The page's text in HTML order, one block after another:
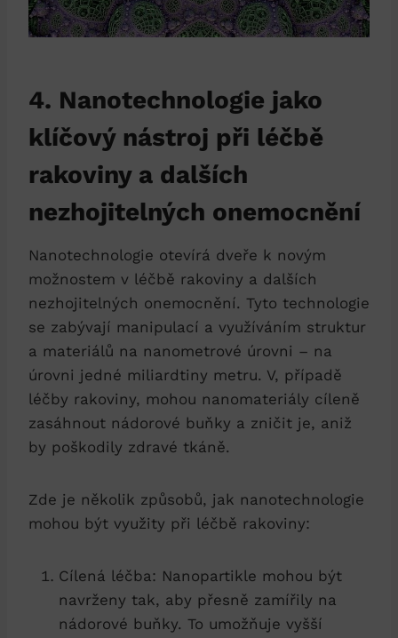
4. Nanotechnologie jako
klíčový nástroj při léčbě
rakoviny a dalších
nezhojitelných onemocnění
Nanotechnologie otevírá dveře k novým
možnostem v léčbě rakoviny a dalších
nezhojitelných onemocnění. Tyto technologie
se zabývají manipulací a využíváním struktur
a materiálů na nanometrové úrovni – na
úrovni jedné miliardtiny metru. V, případě
léčby rakoviny, mohou nanomateriály cíleně
zasáhnout nádorové buňky a zničit je, aniž
by poškodily zdravé tkáně.
Zde je několik způsobů, jak nanotechnologie
mohou být využity při léčbě rakoviny:
Cílená léčba: Nanopartikle mohou být
navrženy tak, aby přesně zamířily na
nádorové buňky. To umožňuje vyšší